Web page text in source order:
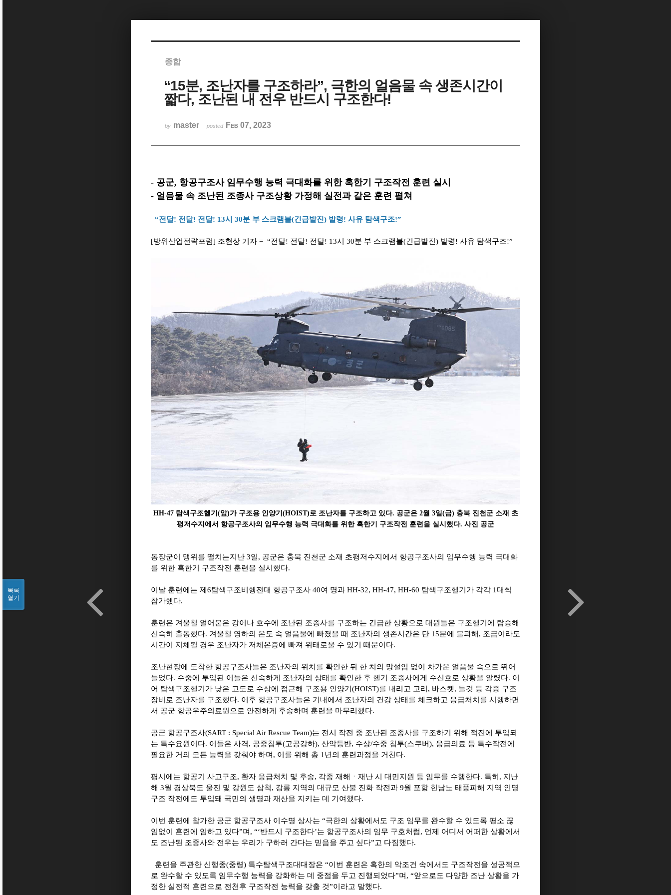
종합
“15분, 조난자를 구조하라”, 극한의 얼음물 속 생존시간이
짧다, 조난된 내 전우 반드시 구조한다!
by master posted Feb 07, 2023
- 공군, 항공구조사 임무수행 능력 극대화를 위한 혹한기 구조작전 훈련 실시
- 얼음물 속 조난된 조종사 구조상황 가정해 실전과 같은 훈련 펼쳐
“전달! 전달! 전달! 13시 30분 부 스크램블(긴급발진) 발령! 사유 탐색구조!”
[방위산업전략포럼] 조현상 기자 = “전달! 전달! 전달! 13시 30분 부 스크램블(긴급발진) 발령! 사유 탐색구조!”
HH-47 탐색구조헬기(앞)가 구조용 인양기(HOIST)로 조난자를 구조하고 있다. 공군은 2월 3일(금) 충북 진천군 소재 초
평저수지에서 항공구조사의 임무수행 능력 극대화를 위한 혹한기 구조작전 훈련을 실시했다. 사진 공군
동장군이 맹위를 떨치는지난 3일, 공군은 충북 진천군 소재 초평저수지에서 항공구조사의 임무수행 능력 극대화
를 위한 혹한기 구조작전 훈련을 실시했다.
이날 훈련에는 제6탐색구조비행전대 항공구조사 40여 명과 HH-32, HH-47, HH-60 탐색구조헬기가 각각 1대씩
참가했다.
훈련은 겨울철 얼어붙은 강이나 호수에 조난된 조종사를 구조하는 긴급한 상황으로 대원들은 구조헬기에 탑승해
신속히 출동했다. 겨울철 영하의 온도 속 얼음물에 빠졌을 때 조난자의 생존시간은 단 15분에 불과해, 조금이라도
시간이 지체될 경우 조난자가 저체온증에 빠져 위태로울 수 있기 때문이다.
조난현장에 도착한 항공구조사들은 조난자의 위치를 확인한 뒤 한 치의 망설임 없이 차가운 얼음물 속으로 뛰어
들었다. 수중에 투입된 이들은 신속하게 조난자의 상태를 확인한 후 헬기 조종사에게 수신호로 상황을 알렸다. 이
어 탐색구조헬기가 낮은 고도로 수상에 접근해 구조용 인양기(HOIST)를 내리고 고리, 바스켓, 들것 등 각종 구조
장비로 조난자를 구조했다. 이후 항공구조사들은 기내에서 조난자의 건강 상태를 체크하고 응급처치를 시행하면
서 공군 항공우주의료원으로 안전하게 후송하며 훈련을 마무리했다.
공군 항공구조사(SART : Special Air Rescue Team)는 전시 작전 중 조난된 조종사를 구조하기 위해 적진에 투입되
는 특수요원이다. 이들은 사격, 공중침투(고공강하), 산악등반, 수상/수중 침투(스쿠버), 응급의료 등 특수작전에
필요한 거의 모든 능력을 갖춰야 하며, 이를 위해 총 1년의 훈련과정을 거친다.
평시에는 항공기 사고구조, 환자 응급처치 및 후송, 각종 재해ㆍ재난 시 대민지원 등 임무를 수행한다. 특히, 지난
해 3월 경상북도 울진 및 강원도 삼척, 강릉 지역의 대규모 산불 진화 작전과 9월 포항 힌남노 태풍피해 지역 인명
구조 작전에도 투입돼 국민의 생명과 재산을 지키는 데 기여했다.
이번 훈련에 참가한 공군 항공구조사 이수명 상사는 “극한의 상황에서도 구조 임무를 완수할 수 있도록 평소 끊
임없이 훈련에 임하고 있다”며, “‘반드시 구조한다’는 항공구조사의 임무 구호처럼, 언제 어디서 어떠한 상황에서
도 조난된 조종사와 전우는 우리가 구하러 간다는 믿음을 주고 싶다”고 다짐했다.
훈련을 주관한 신행종(중령) 특수탐색구조대대장은 “이번 훈련은 혹한의 악조건 속에서도 구조작전을 성공적으
로 완수할 수 있도록 임무수행 능력을 강화하는 데 중점을 두고 진행되었다”며, “앞으로도 다양한 조난 상황을 가
정한 실전적 훈련으로 전천후 구조작전 능력을 갖출 것”이라고 말했다.
목록
열기
Sketchbook5, 스케치북5
Sketchbook5, 스케치북5